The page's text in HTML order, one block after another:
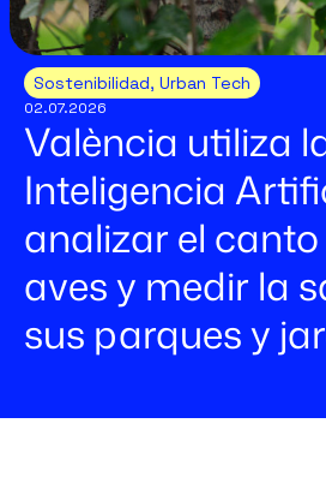
Sostenibilidad, Urban Tech
02.07.2026
València utiliza
Inteligencia
analizar el
aves y medir la
sus parques y